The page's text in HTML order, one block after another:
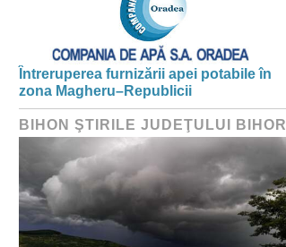
Întreruperea furnizării apei potabile în
zona Magheru–Republicii
BIHON ŞTIRILE JUDEŢULUI BIHOR